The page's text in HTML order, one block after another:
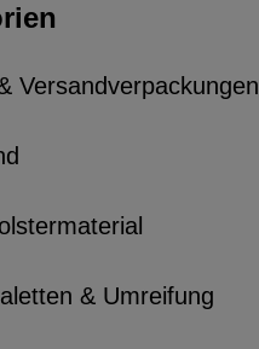
Versandverpackungen
& Umreifung